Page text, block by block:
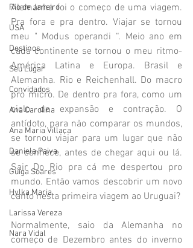
Rio de Janeiro
USA
Destinos
Seu Lugar
Convidados
Ana Carolina
Ana Maria Villaça
Daniela Paiva
Guiga Soares
Hylka Maria
Larissa Vereza
Nara Vidal
Alemanha foi o começo de uma viagem.
Pra fora e pra dentro. Viajar se tornou
meu " Modus operandi “. Meio ano em
cada continente se tornou o meu ritmo-
América Latina e Europa. Brasil e
Alemanha. Rio e Reichenhall. Do macro
pro micro. De dentro pra fora, como um
ciclo de expansão e contração. O
antídoto, para não comparar os mundos,
se tornou viajar para um lugar que não
se conhece, antes de chegar aqui ou lá.
Sair Do Rio pra cá me despertou pro
mundo. Então vamos descobrir um novo
canto nesta primeira viagem ao Uruguai?
Normalmente, saio da Alemanha no
começo de Dezembro antes do inverno